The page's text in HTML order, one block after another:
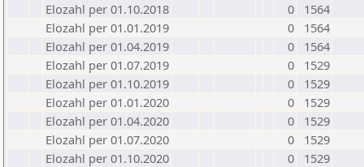
Elozahl per 01.10.2018
0
1564
Elozahl per 01.01.2019
0
1564
Elozahl per 01.04.2019
0
1564
Elozahl per 01.07.2019
0
1529
Elozahl per 01.10.2019
0
1529
Elozahl per 01.01.2020
0
1529
Elozahl per 01.04.2020
0
1529
Elozahl per 01.07.2020
0
1529
Elozahl per 01.10.2020
0
1529